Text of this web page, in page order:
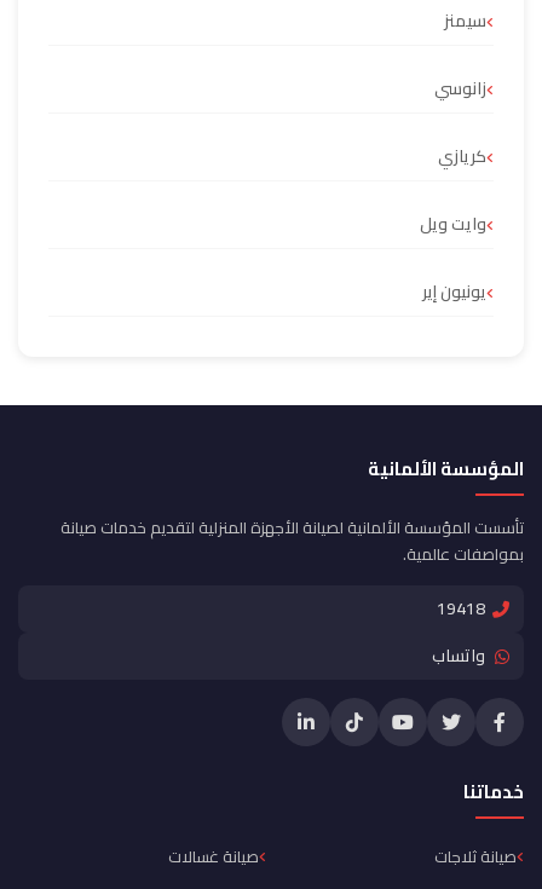
سيمنز
زانوسي
كريازي
وايت ويل
يونيون إير
المؤسسة الألمانية
تأسست المؤسسة الألمانية لصيانة الأجهزة المنزلية لتقديم خدمات صيانة
بمواصفات عالمية.
19418
واتساب
خدماتنا
صيانة ثلاجات
صيانة غسالات